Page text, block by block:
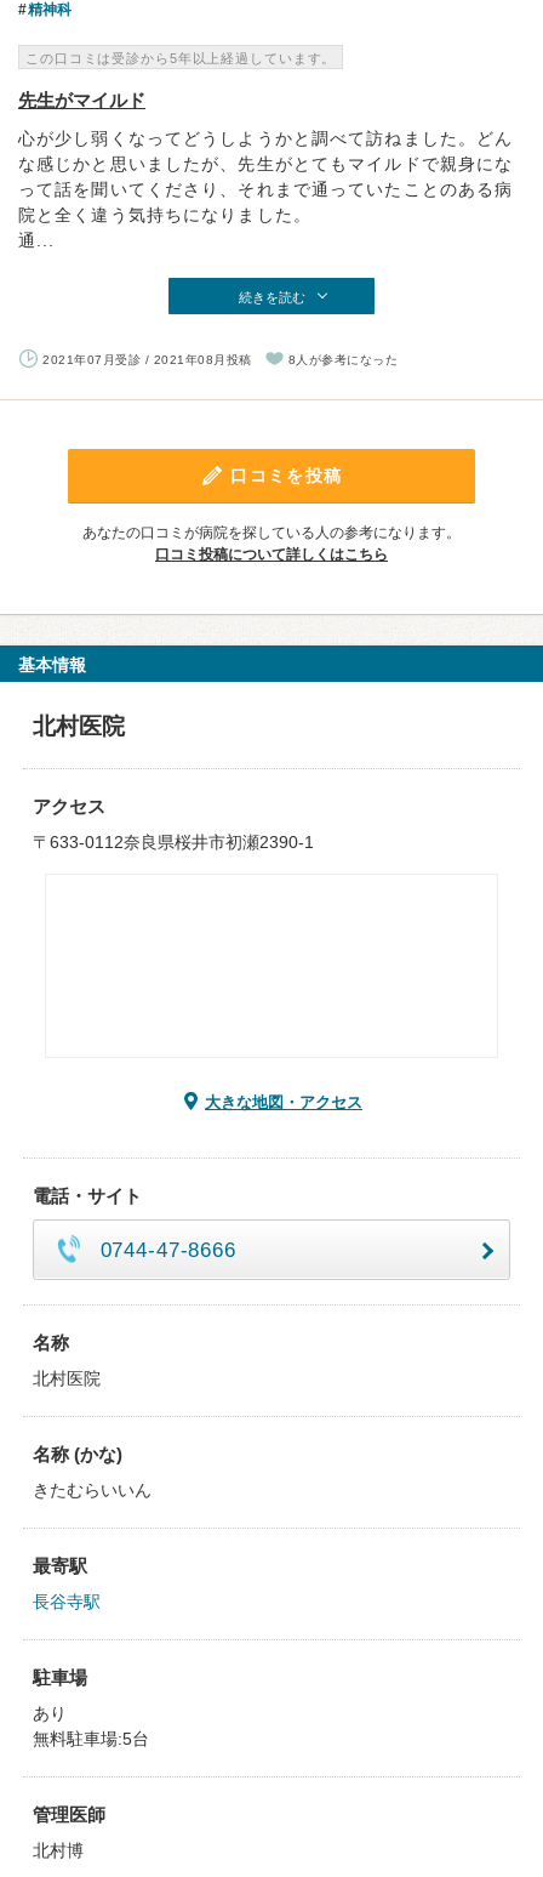
精神科
この口コミは受診から5年以上経過しています。
先生がマイルド
心が少し弱くなってどうしようかと調べて訪ねました。どん
な感じかと思いましたが、先生がとてもマイルドで親身にな
って話を聞いてくださり、それまで通っていたことのある病
院と全く違う気持ちになりました。
通...
続きを読む
2021年07月受診 / 2021年08月投稿 8人が参考になった
口コミを投稿
あなたの口コミが病院を探している人の参考になります。
口コミ投稿について詳しくはこちら
基本情報
北村医院
アクセス
〒633-0112奈良県桜井市初瀬2390-1
大きな地図・アクセス
電話・サイト
0744-47-8666
名称
北村医院
名称 (かな)
きたむらいいん
最寄駅
長谷寺駅
駐車場
あり
無料駐車場:5台
管理医師
北村博